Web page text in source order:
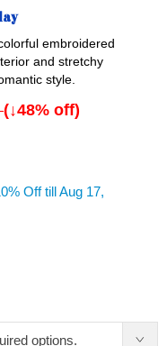
embroidered
and stretchy
style.
(↓48% off)
Off till Aug 17,